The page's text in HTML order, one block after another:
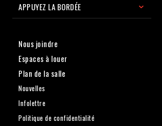
APPUYEZ LA BORDÉE
Nous joindre
Espaces à louer
Plan de la salle
Nouvelles
Infolettre
Politique de confidentialité